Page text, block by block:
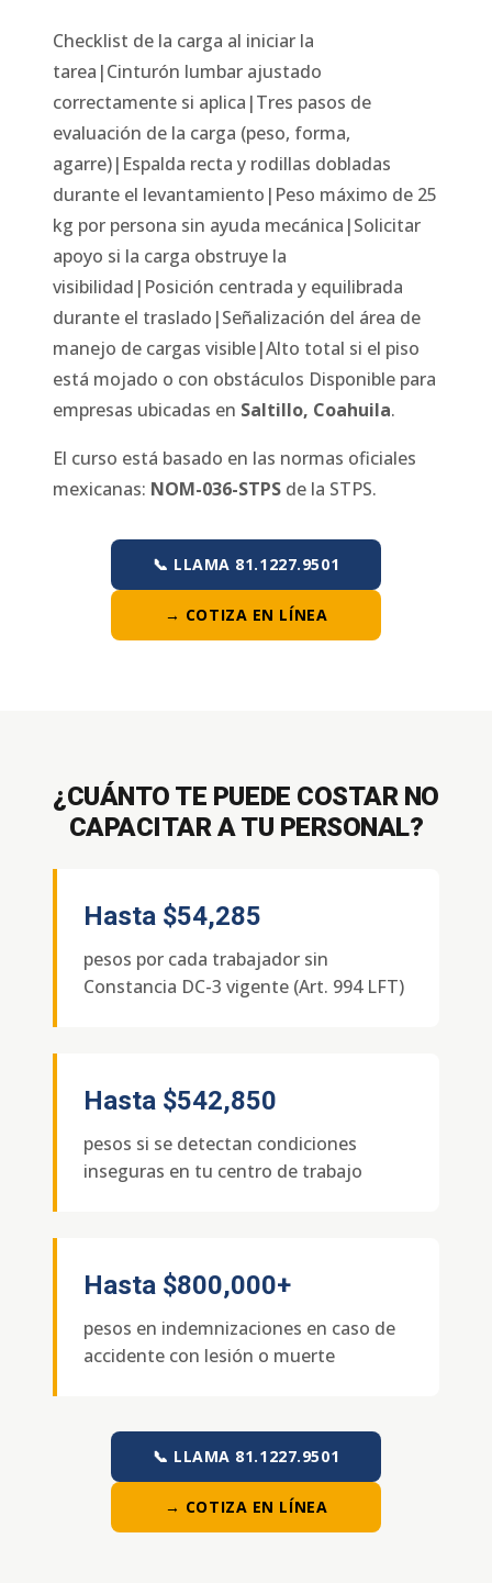
Checklist de la carga al iniciar la
tarea|Cinturón lumbar ajustado
correctamente si aplica|Tres pasos de
evaluación de la carga (peso, forma,
agarre)|Espalda recta y rodillas dobladas
durante el levantamiento|Peso máximo de 25
kg por persona sin ayuda mecánica|Solicitar
apoyo si la carga obstruye la
visibilidad|Posición centrada y equilibrada
durante el traslado|Señalización del área de
manejo de cargas visible|Alto total si el piso
está mojado o con obstáculos Disponible para
empresas ubicadas en Saltillo, Coahuila.
El curso está basado en las normas oficiales
mexicanas: NOM-036-STPS de la STPS.
📞 LLAMA 81.1227.9501
→ COTIZA EN LÍNEA
¿CUÁNTO TE PUEDE COSTAR NO
CAPACITAR A TU PERSONAL?
Hasta $54,285
pesos por cada trabajador sin
Constancia DC-3 vigente (Art. 994 LFT)
Hasta $542,850
pesos si se detectan condiciones
inseguras en tu centro de trabajo
Hasta $800,000+
pesos en indemnizaciones en caso de
accidente con lesión o muerte
📞 LLAMA 81.1227.9501
→ COTIZA EN LÍNEA